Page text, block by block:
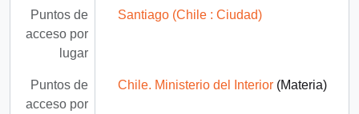
Puntos de
acceso por
lugar
Santiago (Chile : Ciudad)
Puntos de
acceso por
Chile. Ministerio del Interior(Materia)